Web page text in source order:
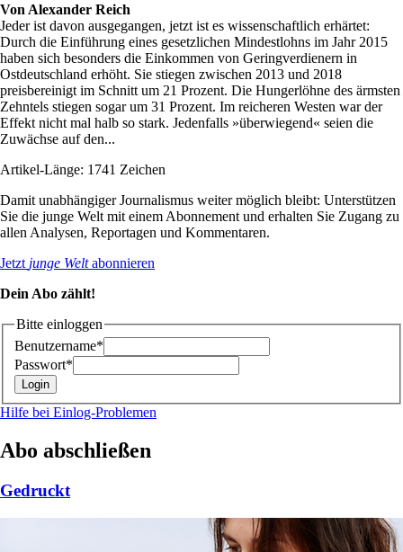
Von Alexander Reich
Jeder ist davon ausgegangen, jetzt ist es wissenschaftlich erhärtet:
Durch die Einführung eines gesetzlichen Mindestlohns im Jahr 2015
haben sich besonders die Einkommen von Geringverdienern in
Ostdeutschland erhöht. Sie stiegen zwischen 2013 und 2018
preisbereinigt im Schnitt um 21 Prozent. Die Hungerlöhne des ärmsten
Zehntels stiegen sogar um 31 Prozent. Im reicheren Westen war der
Effekt nicht mal halb so stark. Jedenfalls »überwiegend« seien die
Zuwächse auf den...
Artikel-Länge: 1741 Zeichen
Damit unabhängiger Journalismus weiter möglich bleibt: Unterstützen
Sie die junge Welt mit einem Abonnement und erhalten Sie Zugang zu
allen Analysen, Reportagen und Kommentaren.
Jetzt junge Weltabonnieren
Dein Abo zählt!
Bitte einloggen
Benutzername*
Passwort*
Hilfe bei Einlog-Problemen
Abo abschließen
Gedruckt